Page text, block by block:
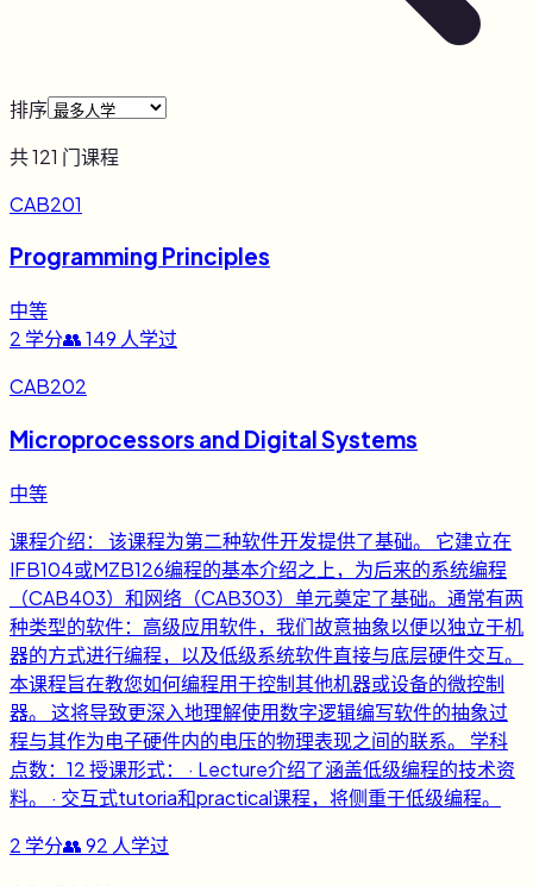
排序
共121 门课程
CAB201
Programming Principles
中等
2 学分👥149 人学过
CAB202
Microprocessors and Digital Systems
中等
课程介绍： 该课程为第二种软件开发提供了基础。 它建立在
IFB104或MZB126编程的基本介绍之上，为后来的系统编程
（CAB403）和网络（CAB303）单元奠定了基础。通常有两
种类型的软件：高级应用软件，我们故意抽象以便以独立于机
器的方式进行编程，以及低级系统软件直接与底层硬件交互。
本课程旨在教您如何编程用于控制其他机器或设备的微控制
器。 这将导致更深入地理解使用数字逻辑编写软件的抽象过
程与其作为电子硬件内的电压的物理表现之间的联系。 学科
点数：12 授课形式： · Lecture介绍了涵盖低级编程的技术资
料。 · 交互式tutoria和practical课程，将侧重于低级编程。
2 学分👥92 人学过